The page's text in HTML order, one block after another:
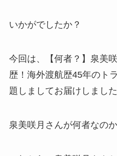
いかがでしたか？
今回は、【何者？】泉美
歴！海外渡航歴45年のト
題しましてお届けしました
泉美咲月さんが何者なの